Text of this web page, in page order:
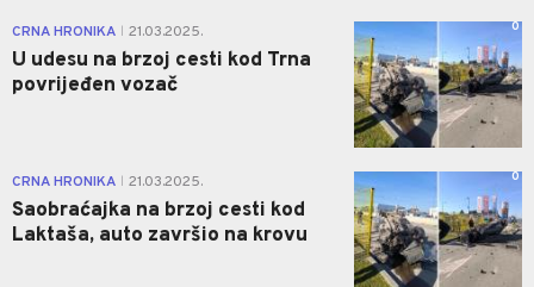
CRNA HRONIKA 21.03.2025.
U udesu na brzoj cesti kod Trna
povrijeđen vozač
0
CRNA HRONIKA 21.03.2025.
Saobraćajka na brzoj cesti kod
Laktaša, auto završio na krovu
0